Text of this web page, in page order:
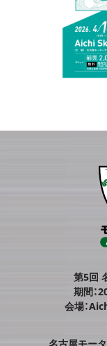
第5回
期間：
会場：